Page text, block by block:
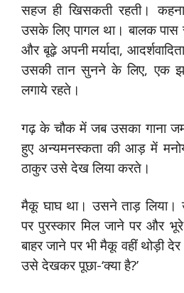
सहज ही खिसकती रहती।
उसके लिए पागल था। बालक
और बूढ़े अपनी मर्यादा,
उसकी तान सुनने के लिए, एक
लगाये रहते।
गढ़ के चौक में जब उसका गाना
हुए अन्यमनस्कता की आड़ में
ठाकुर उसे देख लिया करते।
मैकू घाघ था। उसने ताड़ लिया।
पर पुरस्कार मिल जाने पर और
बाहर जाने पर भी मैकू वहीं थोड़ी
उसे देखकर पूछा-‘क्या है?’